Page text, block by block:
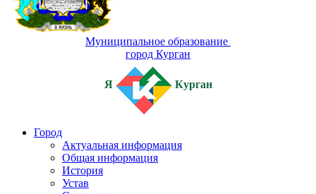
Муниципальное образование
город Курган
Я Курган
Город
Актуальная информация
Общая информация
История
Устав